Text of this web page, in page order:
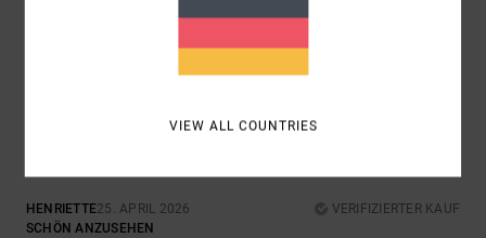
MATERIAL: 4/5 FARBE: 4/5
HENRIETTE25. APRIL 2026
VERIFIZIERTER KAUF
SCHÖN ANZUSEHEN
VIEW ALL COUNTRIES